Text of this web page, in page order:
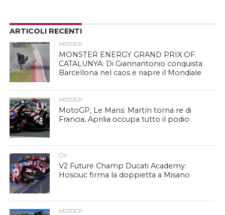
ARTICOLI RECENTI
MOTOGP
MONSTER ENERGY GRAND PRIX OF
CATALUNYA: Di Giannantonio conquista
Barcellona nel caos e riapre il Mondiale
MOTOGP
MotoGP, Le Mans: Martín torna re di
Francia, Aprilia occupa tutto il podio
CIV
V2 Future Champ Ducati Academy:
Hosciuc firma la doppietta a Misano
MOTOGP